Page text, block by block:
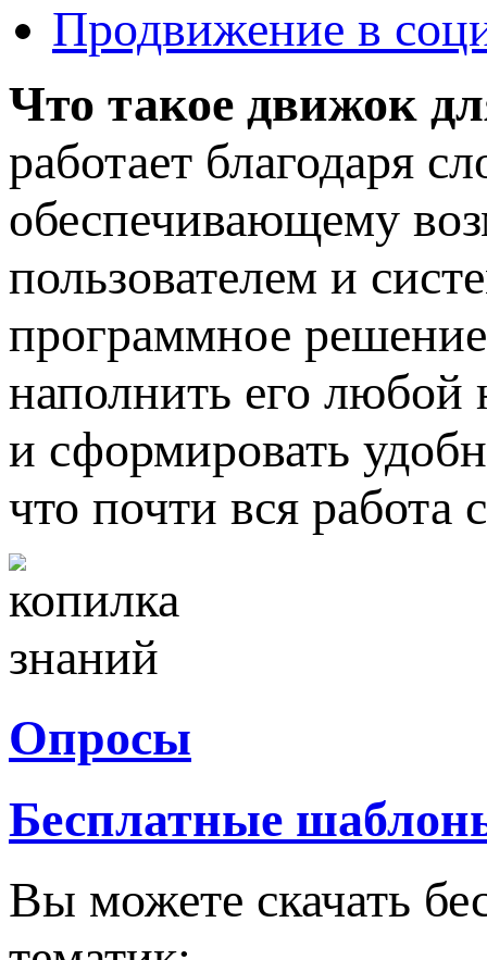
Продвижение в
Что такое движок
работает благодаря
обеспечивающему
пользователем и
программное
наполнить его
и сформировать
что почти вся работа
Опросы
Бесплатные
Вы можете скачать